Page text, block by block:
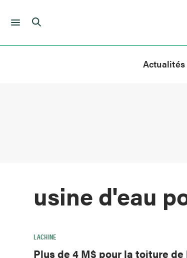
Skip
Actualités
usine d'eau
LACHINE
Plus de 4 M$ pour la toiture de